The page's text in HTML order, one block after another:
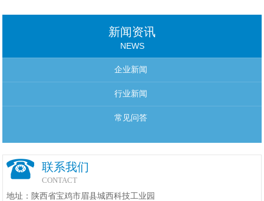
新闻资讯
NEWS
企业新闻
行业新闻
常见问答
联系我们
CONTACT
地址：陕西省宝鸡市眉县城西科技工业园